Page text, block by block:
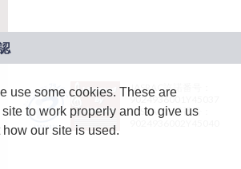
JASRAC許諾番号：
9024936001Y45037
JASRAC許諾番号：
use some cookies. These are
to work properly and to give us
our site is used.